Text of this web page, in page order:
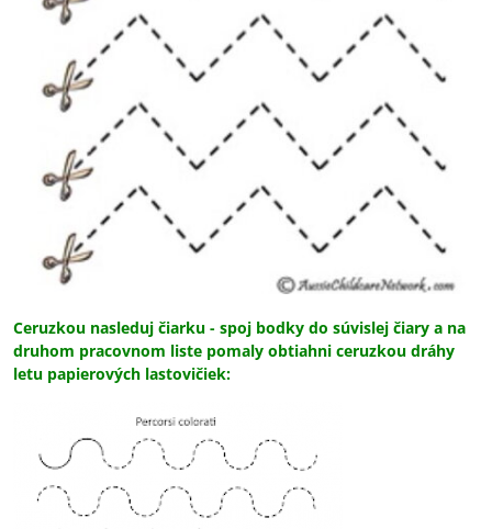
Ceruzkou nasleduj čiarku - spoj bodky do súvislej čiary a na
druhom pracovnom liste pomaly obtiahni ceruzkou dráhy
letu papierových lastovičiek: